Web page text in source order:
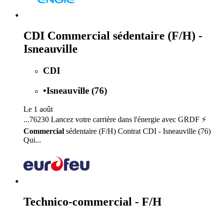
CDI Commercial sédentaire (F/H) -
Isneauville
CDI
•Isneauville (76)
Le 1 août
...76230 Lancez votre carrière dans l'énergie avec GRDF ⚡
Commercial sédentaire (F/H) Contrat CDI - Isneauville (76)
Qui...
Technico-commercial - F/H